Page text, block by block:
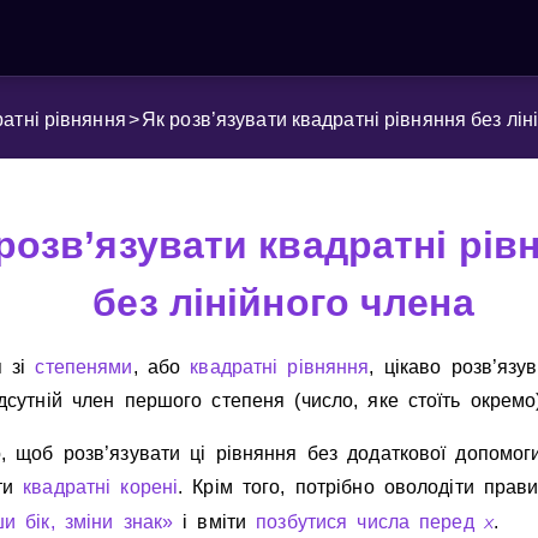
рівняння>Як розв’язувати квадратні рівняння без
квадратні
без лінійного члена
зiстепенями, або квадратнi рiвняння, цiкаво
член першого степеня (число, яке стоїть
щоб розв’язувати цi рiвняння без додаткової
квадратнi коренi. Крiм того, потрiбно оволодiти
бiк, змiни знак» i вмiти позбутися числа перед x.